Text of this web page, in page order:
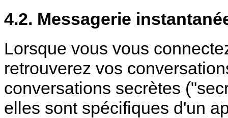
4.2. Messagerie
Lorsque vous vous
retrouverez vos
conversations secrètes
elles sont spécifiques d'un